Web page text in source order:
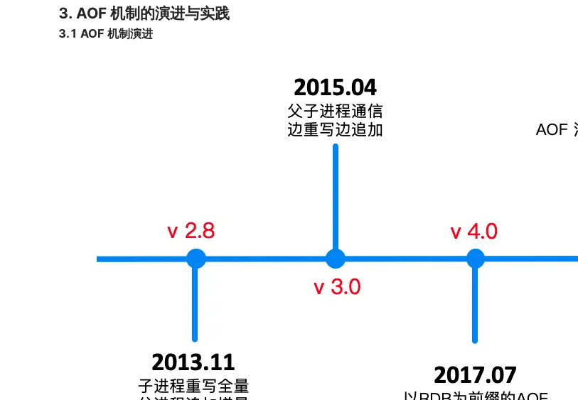
3. AOF 机制的演进与实践
3.1 AOF 机制演进